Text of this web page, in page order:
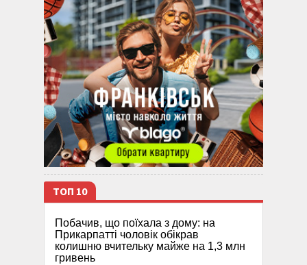
ТОП 10
Побачив, що поїхала з дому: на
Прикарпатті чоловік обікрав
колишню вчительку майже на 1,3 млн
гривень